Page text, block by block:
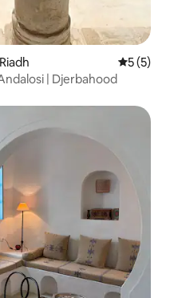
5 (5)
| Djerbahood